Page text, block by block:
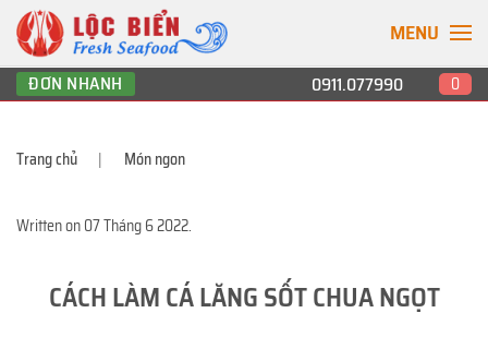
MENU
ĐƠN NHANH 0911.077990 0
Trang chủ Món ngon
Written on07 Tháng 6 2022.
CÁCH LÀM CÁ LĂNG SỐT CHUA NGỌT